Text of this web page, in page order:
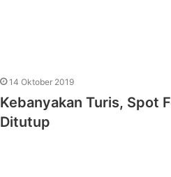
14 Oktober 2019
Kebanyakan Turis, Spot
Ditutup